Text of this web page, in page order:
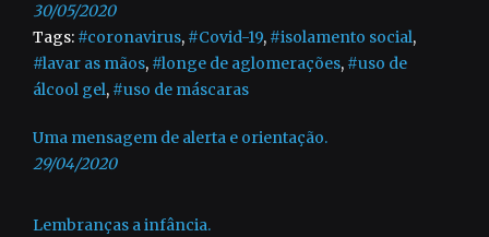
30/05/2020
Tags: #coronavirus, #Covid-19, #isolamento social,
#lavar as mãos, #longe de aglomerações, #uso de
álcool gel, #uso de máscaras
Uma mensagem de alerta e orientação.
29/04/2020
Lembranças a infância.